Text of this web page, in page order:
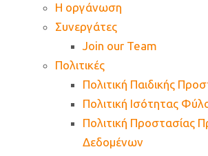
Η οργάνωση
Συνεργάτες
Join our Team
Πολιτικές
Πολιτική Παιδικής
Πολιτική Ισότητας
Πολιτική Προστασίας
Δεδομένων